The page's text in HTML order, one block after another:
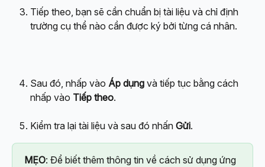
Tiếp theo, bạn sẽ cần chuẩn bị tài liệu và chỉ định
trường cụ thể nào cần được ký bởi từng cá nhân.
Sau đó, nhấp vào Áp dụng và tiếp tục bằng cách
nhấp vào Tiếp theo.
Kiểm tra lại tài liệu và sau đó nhấn Gửi.
MẸO: Để biết thêm thông tin về cách sử dụng ứng